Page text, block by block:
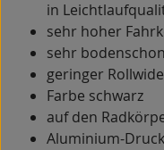
in
sehr hoher
sehr
geringer
Farbe schwarz
auf den
Aluminium-